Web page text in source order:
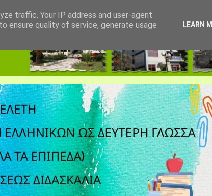
traffic. Your IP address and user-agent
ensure quality of service, generate usage
LEARN